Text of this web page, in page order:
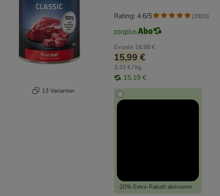
13 Varianten
Einzeln 16,98 €
15,99 €
3,33 € / kg
15,19 €
-20% Extra-Rabatt aktivieren
Rating: 4.6/5 (3903)